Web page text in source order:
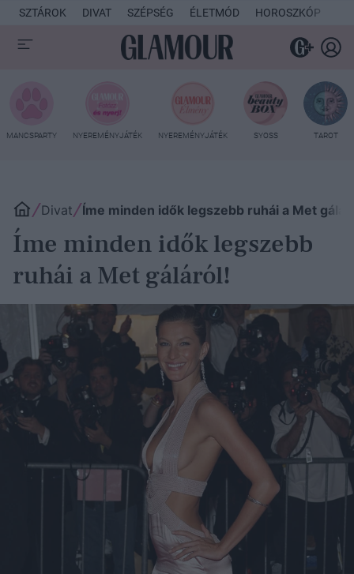
SZTÁROK DIVAT SZÉPSÉG ÉLETMÓD HOROSZKÓP
MANCSPARTY NYEREMÉNYJÁTÉK NYEREMÉNYJÁTÉK SYOSS TAROT
Divat Íme minden idők legszebb ruhái a Met
Íme minden idők legszebb
ruhái a Met gáláról!